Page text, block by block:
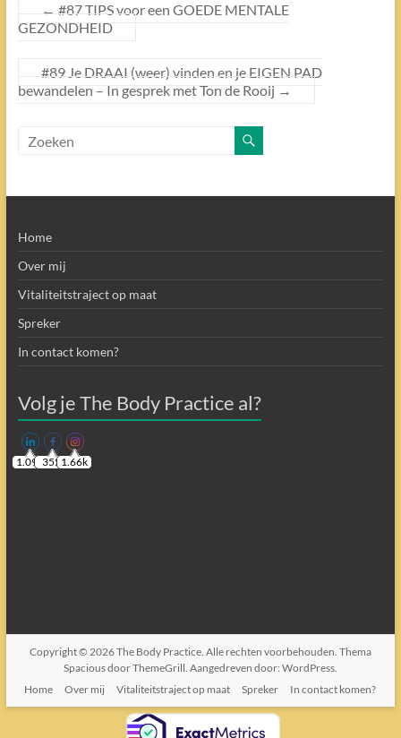
← #87 TIPS voor een GOEDE MENTALE
GEZONDHEID
#89 Je DRAAI (weer) vinden en je EIGEN PAD
bewandelen – In gesprek met Ton de Rooij →
Home
Over mij
Vitaliteitstraject op maat
Spreker
In contact komen?
Volg je The Body Practice al?
1.09k355 1.66k
Copyright © 2026The Body Practice. Alle rechten voorbehouden. Thema
Spaciousdoor ThemeGrill. Aangedreven door: WordPress.
Home
Over mij Vitaliteitstraject op maat Spreker In contact komen?